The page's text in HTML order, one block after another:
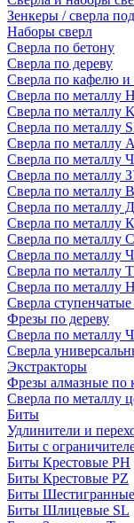
Зенкеры / сверла
Наборы сверл
Сверла по бетону
Сверла по дереву
Сверла по кафелю и
Сверла по металлу
Сверла по металлу
Сверла по металлу
Сверла по металлу
Сверла по металлу
Сверла по металлу
Сверла по металлу
Сверла по металлу
Сверла по металлу
Сверла по
Сверла по
Сверла по
Сверла по металлу
Сверла
Фрезы по дереву
Сверла по металлу
Сверла
Экстракторы
Фрезы алмазные по
Сверла по металлу
Биты
Удлинители и
Биты с
Биты Крестовые PH
Биты Крестовые PZ
Биты
Биты Шлицевые SL